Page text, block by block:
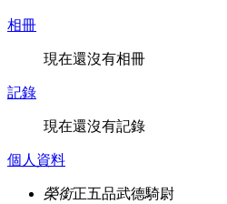
相冊
現在還沒有相冊
記錄
現在還沒有記錄
個人資料
榮銜正五品武德騎尉